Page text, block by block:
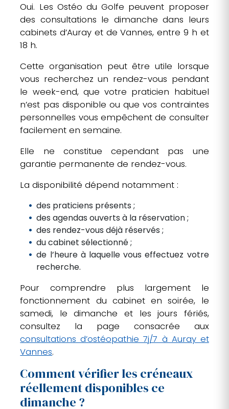
Oui. Les Ostéo du Golfe peuvent proposer
des consultations le dimanche dans leurs
cabinets d’Auray et de Vannes, entre 9 h et
18 h.
Cette organisation peut être utile lorsque
vous recherchez un rendez-vous pendant
le week-end, que votre praticien habituel
n’est pas disponible ou que vos contraintes
personnelles vous empêchent de consulter
facilement en semaine.
Elle ne constitue cependant pas une
garantie permanente de rendez-vous.
La disponibilité dépend notamment :
des praticiens présents ;
des agendas ouverts à la réservation ;
des rendez-vous déjà réservés ;
du cabinet sélectionné ;
de l’heure à laquelle vous effectuez votre
recherche.
Pour comprendre plus largement le
fonctionnement du cabinet en soirée, le
samedi, le dimanche et les jours fériés,
consultez la page consacrée aux
consultations d’ostéopathie 7j/7 à Auray et
Vannes.
Comment vérifier les créneaux
réellement disponibles ce
dimanche ?